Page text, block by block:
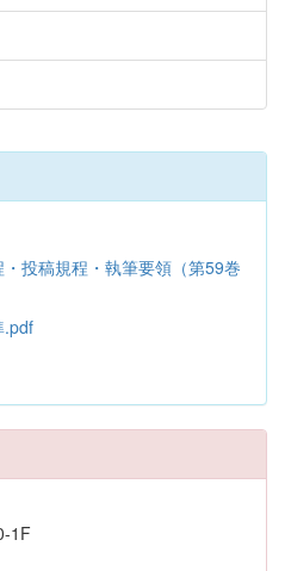
・投稿規程・執筆要領（第59巻
.pdf
1F